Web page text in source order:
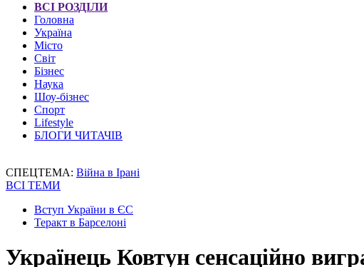
ВСІ РОЗДІЛИ
Головна
Україна
Місто
Світ
Бізнес
Наука
Шоу-бізнес
Спорт
Lifestyle
БЛОГИ ЧИТАЧІВ
СПЕЦТЕМА: Війна в Ірані
ВСІ ТЕМИ
Вступ України в ЄС
Теракт в Барселоні
Українець Ковтун сенсаційно